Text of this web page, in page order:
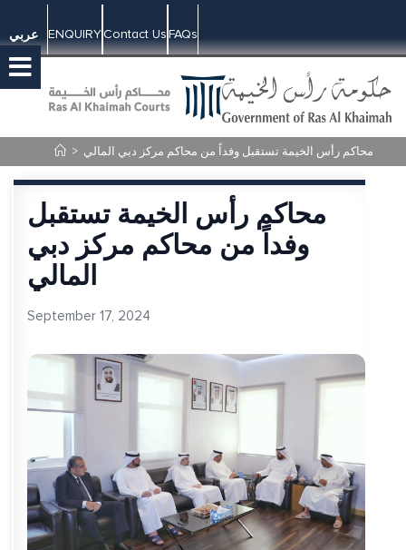
عربي ENQUIRYContact UsFAQs
> محاكم رأس الخيمة تستقبل وفداً من محاكم مركز دبي المالي
محاكم رأس الخيمة تستقبل
وفداً من محاكم مركز دبي
المالي
September 17, 2024